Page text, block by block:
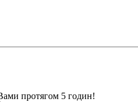
протягом 5 годин!